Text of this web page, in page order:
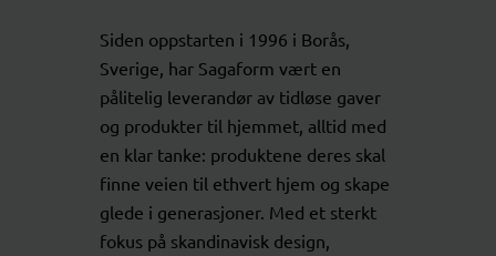
Siden oppstarten i 1996 i Borås,
Sverige, har Sagaform vært en
pålitelig leverandør av tidløse gaver
og produkter til hjemmet, alltid med
en klar tanke: produktene deres skal
finne veien til ethvert hjem og skape
glede i generasjoner. Med et sterkt
fokus på skandinavisk design,